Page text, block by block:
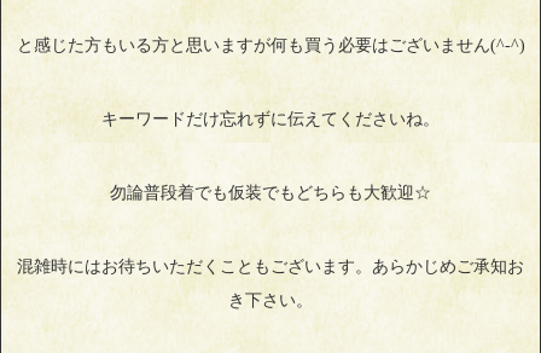
と感じた方もいる方と思いますが何も買う必要はございません(^-^)
キーワードだけ忘れずに伝えてくださいね。
勿論普段着でも仮装でもどちらも大歓迎☆
混雑時にはお待ちいただくこともございます。あらかじめご承知お
き下さい。